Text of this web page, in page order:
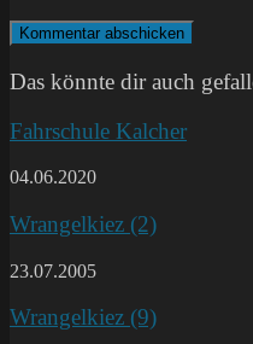
Kommentieren
ein
zum
Kommentieren
ein
(optional)
Das könnte dir auch
Fahrschule Kalcher
04.06.2020
Wrangelkiez (2)
23.07.2005
Wrangelkiez (9)